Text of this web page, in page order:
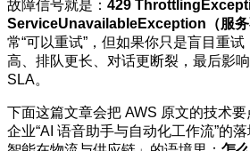
故障信号就是： 429
ServiceUnavailableException（服务
常“可以重试”，但如果你只是盲目重
高、排队更长、对话更断裂，最后影
SLA。
下面这篇文章会把 AWS 原文的技术
企业“AI 语音助手与自动化工作流”的